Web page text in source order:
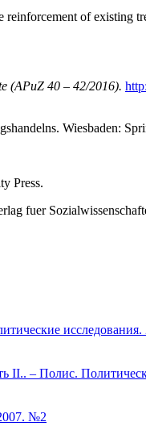
reinforcement of existing
(APuZ 40 – 42/2016).
Wiesbaden:
Press.
fuer
II.. – Полис.
№2